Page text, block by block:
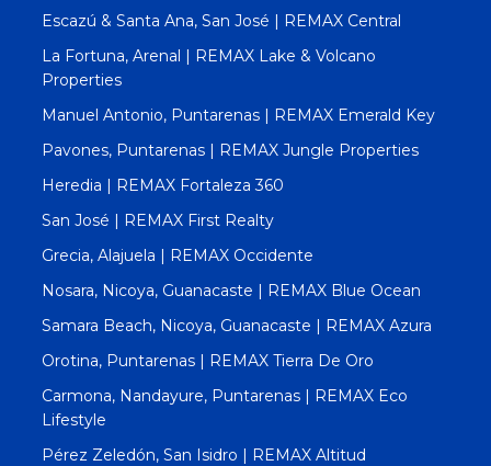
Escazú & Santa Ana, San José | REMAX Central
La Fortuna, Arenal | REMAX Lake & Volcano
Properties
Manuel Antonio, Puntarenas | REMAX Emerald Key
Pavones, Puntarenas | REMAX Jungle Properties
Heredia | REMAX Fortaleza 360
San José | REMAX First Realty
Grecia, Alajuela | REMAX Occidente
Nosara, Nicoya, Guanacaste | REMAX Blue Ocean
Samara Beach, Nicoya, Guanacaste | REMAX Azura
Orotina, Puntarenas | REMAX Tierra De Oro
Carmona, Nandayure, Puntarenas | REMAX Eco
Lifestyle
Pérez Zeledón, San Isidro | REMAX Altitud